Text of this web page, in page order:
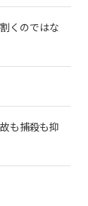
くのではな
も捕殺も抑